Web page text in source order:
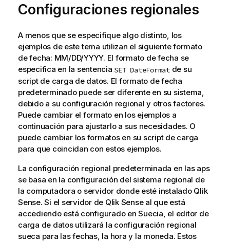
Configuraciones regionales
A menos que se especifique algo distinto, los
ejemplos de este tema utilizan el siguiente formato
de fecha: MM/DD/YYYY. El formato de fecha se
especifica en la sentencia SET DateFormatde su
script de carga de datos. El formato de fecha
predeterminado puede ser diferente en su sistema,
debido a su configuración regional y otros factores.
Puede cambiar el formato en los ejemplos a
continuación para ajustarlo a sus necesidades. O
puede cambiar los formatos en su script de carga
para que coincidan con estos ejemplos.
La configuración regional predeterminada en las aps
se basa en la configuración del sistema regional de
la computadora o servidor donde esté instalado Qlik
Sense. Si el servidor de Qlik Senseal que está
accediendo está configurado en Suecia, el editor de
carga de datos utilizará la configuración regional
sueca para las fechas, la hora y la moneda. Estos